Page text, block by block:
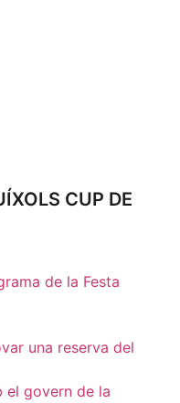
CUP DE
de la Festa
una reserva del
el govern de la